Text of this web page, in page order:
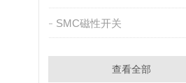
SMC磁性开关
查看全部